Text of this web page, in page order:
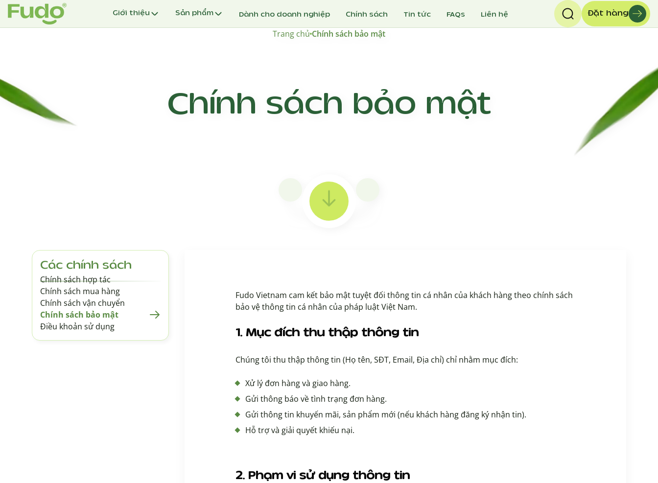
Giới thiệu Sản phẩm Dành cho doanh nghiệp Chính sách Tin tức FAQs Liên hệ Đặt hàng
Trang chủ Chính sách bảo mật
Chính sách bảo mật
Các chính sách
Chính sách hợp tác
Chính sách mua hàng
Chính sách vận chuyển
Chính sách bảo mật
Điều khoản sử dụng
Fudo Vietnam cam kết bảo mật tuyệt đối thông tin cá nhân của khách hàng theo chính sách
bảo vệ thông tin cá nhân của pháp luật Việt Nam.
1. Mục đích thu thập thông tin
Chúng tôi thu thập thông tin (Họ tên, SĐT, Email, Địa chỉ) chỉ nhằm mục đích:
Xử lý đơn hàng và giao hàng.
Gửi thông báo về tình trạng đơn hàng.
Gửi thông tin khuyến mãi, sản phẩm mới (nếu khách hàng đăng ký nhận tin).
Hỗ trợ và giải quyết khiếu nại.
2. Phạm vi sử dụng thông tin